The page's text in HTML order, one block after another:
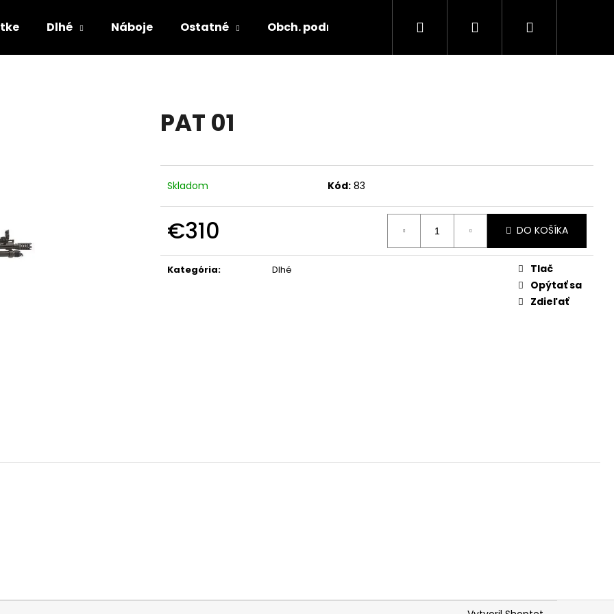
Dlhé Náboje Ostatné Obch. podmienky KontaktyHľadať PrihlásenieNákupný
PAT 01
Skladom Kód: 83
€310
cena:
DO KOŠÍKA
Kategória: Dlhé
Tlač
Opýtať sa
Zdieľať
HĽADAŤ